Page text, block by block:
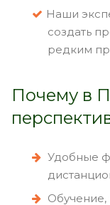
Наши
создать
редким
Почему в
Удобные